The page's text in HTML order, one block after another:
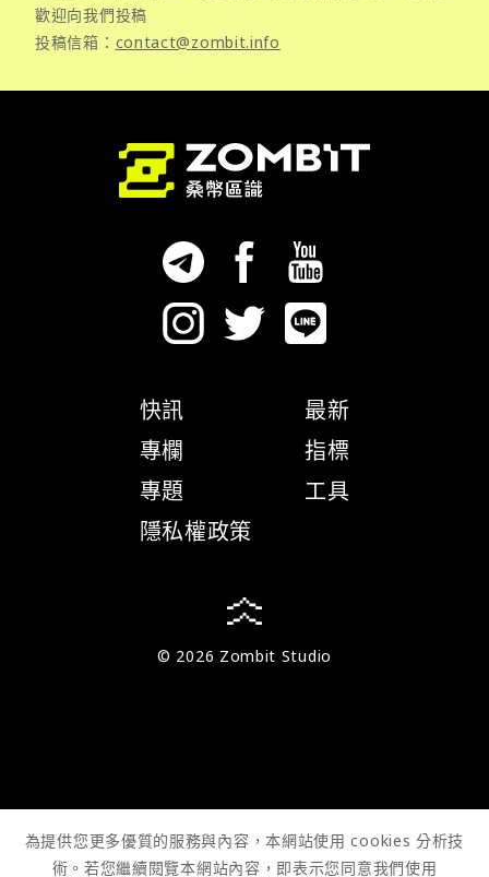
歡迎向我們投稿
投稿信箱： contact@zombit.info
快訊
專欄
專題
隱私權政策
最新
指標
工具
© 2026 Zombit Studio
為提供您更多優質的服務與內容，本網站使用 cookies 分析技
術。若您繼續閱覽本網站內容，即表示您同意我們使用